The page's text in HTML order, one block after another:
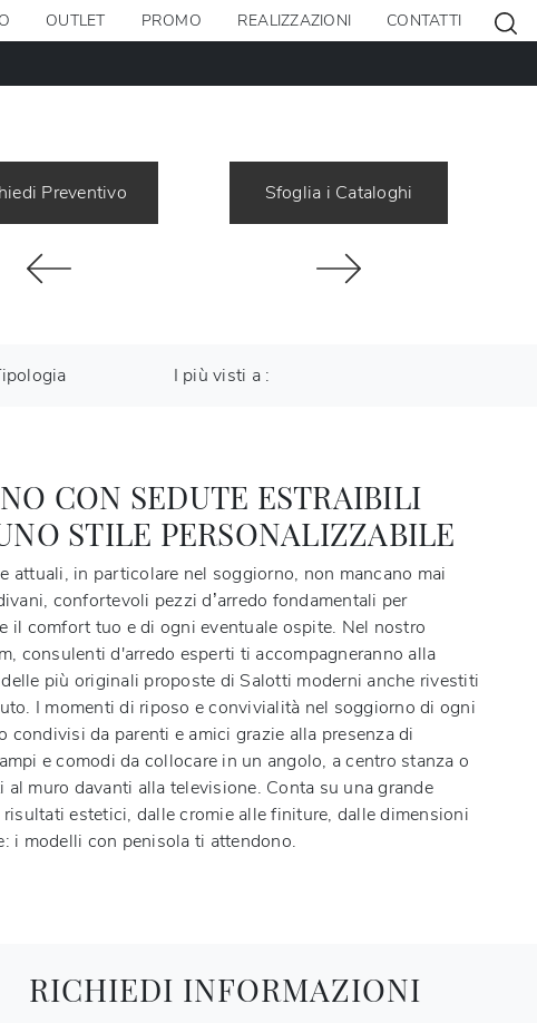
OUTLET PROMO REALIZZAZIONI CONTATTI
Preventivo Sfoglia i Cataloghi
I più visti a :
CON SEDUTE ESTRAIBILI
STILE PERSONALIZZABILE
attuali, in particolare nel soggiorno, non mancano mai
confortevoli pezzi d’arredo fondamentali per
il comfort tuo e di ogni eventuale ospite. Nel nostro
consulenti d'arredo esperti ti accompagneranno alla
più originali proposte di Salotti moderni anche rivestiti
I momenti di riposo e convivialità nel soggiorno di ogni
condivisi da parenti e amici grazie alla presenza di
e comodi da collocare in un angolo, a centro stanza o
al muro davanti alla televisione. Conta su una grande
estetici, dalle cromie alle finiture, dalle dimensioni
i modelli con penisola ti attendono.
RICHIEDI INFORMAZIONI